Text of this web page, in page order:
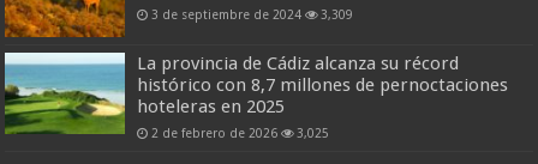
3 de septiembre de 2024 3,309
La provincia de Cádiz alcanza su récord
histórico con 8,7 millones de pernoctaciones
hoteleras en 2025
2 de febrero de 2026 3,025